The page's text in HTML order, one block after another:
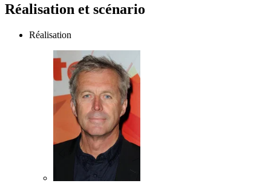
Réalisation et scénario
Réalisation